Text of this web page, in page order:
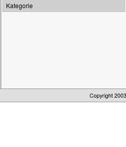
Kategorie
Copyright